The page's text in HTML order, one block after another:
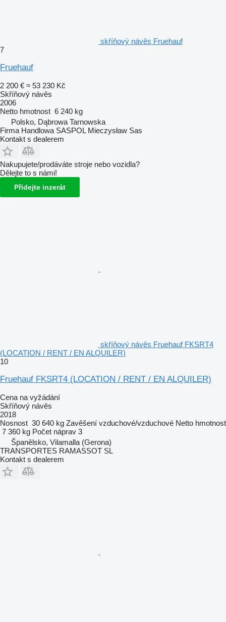
skříňový návěs Fruehauf
7
Fruehauf
2 200 € ≈ 53 230 Kč
Skříňový návěs
2006
Netto hmotnost 6 240 kg
Polsko, Dąbrowa Tarnowska
Firma Handlowa SASPOL Mieczysław Sas
Kontakt s dealerem
Nakupujete/prodáváte stroje nebo vozidla?
Dělejte to s námi!
Přidejte inzerát
skříňový návěs Fruehauf FKSRT4
(LOCATION / RENT / EN ALQUILER)
10
Fruehauf FKSRT4 (LOCATION / RENT / EN ALQUILER)
Cena na vyžádání
Skříňový návěs
2018
Nosnost 30 640 kg Zavěšení vzduchové/vzduchové Netto hmotnost
7 360 kg Počet náprav 3
Španělsko, Vilamalla (Gerona)
TRANSPORTES RAMASSOT SL
Kontakt s dealerem